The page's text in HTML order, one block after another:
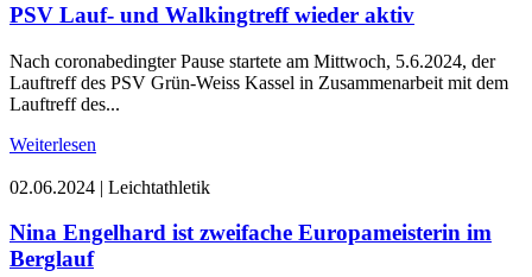
PSV Lauf- und Walkingtreff wieder aktiv
Nach coronabedingter Pause startete am Mittwoch, 5.6.2024, der
Lauftreff des PSV Grün-Weiss Kassel in Zusammenarbeit mit dem
Lauftreff des...
Weiterlesen
02.06.2024 | Leichtathletik
Nina Engelhard ist zweifache Europameisterin im
Berglauf